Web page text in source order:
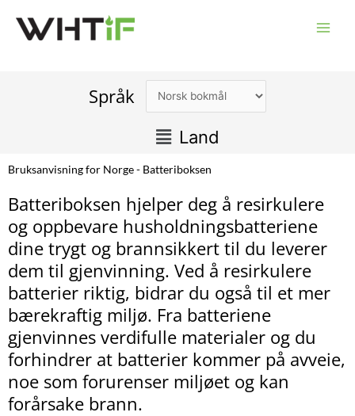
content
Språk
Main
Land
Bruksanvisning for Norge - Batteriboksen
Batteriboksen hjelper deg å resirkulere
og oppbevare husholdningsbatteriene
dine trygt og brannsikkert til du leverer
dem til gjenvinning. Ved å resirkulere
batterier riktig, bidrar du også til et mer
bærekraftig miljø. Fra batteriene
gjenvinnes verdifulle materialer og du
forhindrer at batterier kommer på avveie,
noe som forurenser miljøet og kan
forårsake brann.